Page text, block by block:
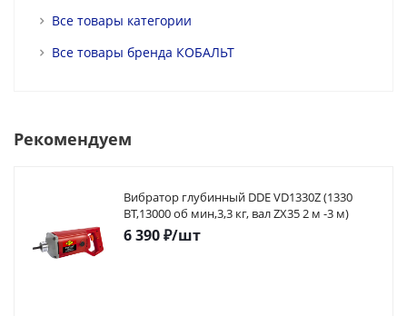
Все товары категории
Все товары бренда КОБАЛЬТ
Рекомендуем
Вибратор глубинный DDE VD1330Z (1330
ВТ,13000 об мин,3,3 кг, вал ZX35 2 м -3 м)
6 390₽/шт